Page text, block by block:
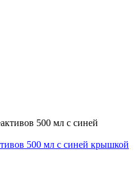
500 мл с синей крышкой